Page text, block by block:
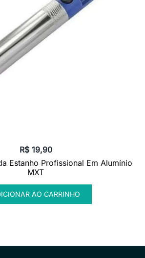
R$19,90
Estanho Profissional Em Alumínio
MXT
AO CARRINHO